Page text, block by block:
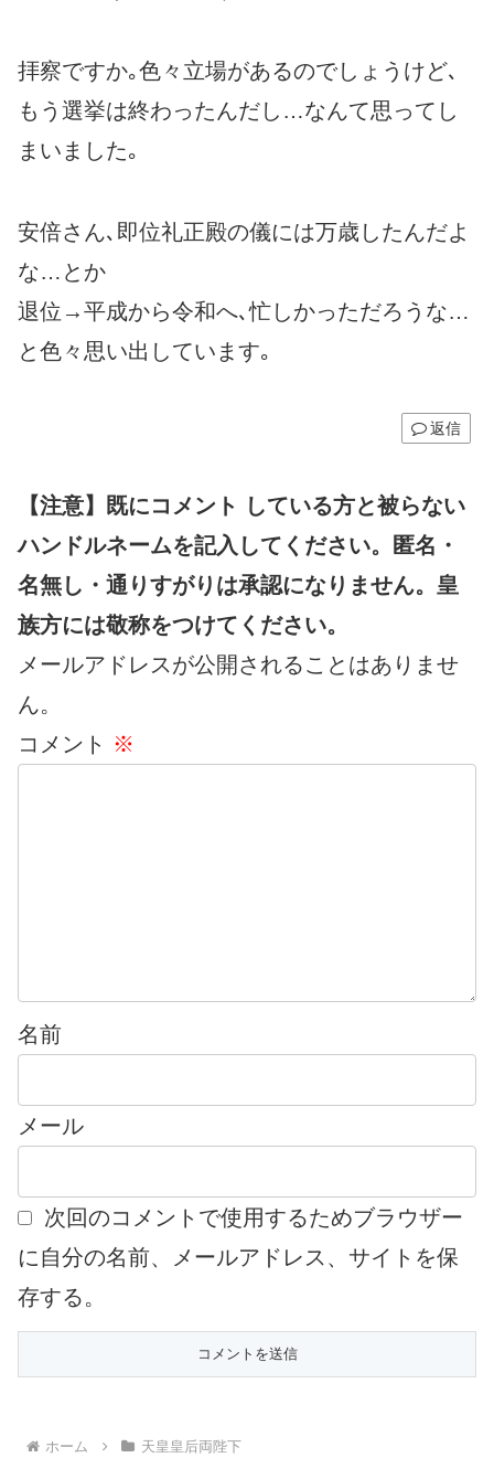
拝察ですか｡色々立場があるのでしょうけど､
もう選挙は終わったんだし…なんて思ってし
まいました｡
安倍さん､即位礼正殿の儀には万歳したんだよ
な…とか
退位→平成から令和へ､忙しかっただろうな…
と色々思い出しています｡
返信
【注意】既にコメント している方と被らない
ハンドルネームを記入してください。匿名・
名無し・通りすがりは承認になりません。皇
族方には敬称をつけてください。
メールアドレスが公開されることはありませ
ん。
コメント ※
名前
メール
次回のコメントで使用するためブラウザー
に自分の名前、メールアドレス、サイトを保
存する。
ホーム 天皇皇后両陛下